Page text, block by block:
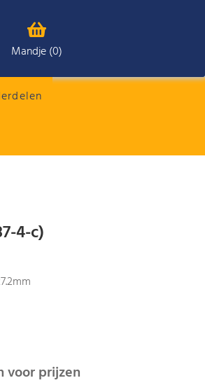
Mandje (0)
4-c)
voor prijzen